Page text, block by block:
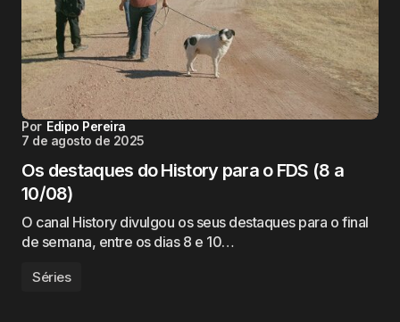
Por Edipo Pereira
7 de agosto de 2025
Os destaques do History para o FDS (8 a
10/08)
O canal History divulgou os seus destaques para o final
de semana, entre os dias 8 e 10…
Séries